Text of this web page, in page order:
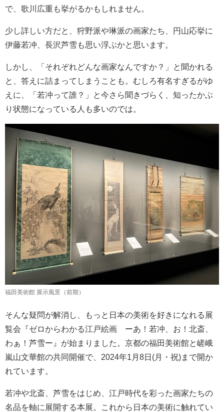
で、歌川広重も挙がるかもしれません。
少し詳しい方だと、狩野派や琳派の画家たち、円山応挙に
伊藤若冲、長沢芦雪も思い浮ぶかと思います。
しかし、「それぞれどんな画家なんですか？」と聞かれる
と、答えに詰まってしまうことも。むしろ有名すぎるがゆ
えに、「若冲って誰？」と今さら聞きづらく、知ったかぶ
り状態になっている人も多いのでは。
福田美術館 展示風景（前期）
そんな疑問が解消し、もっと日本の美術を好きになれる展
覧会『ゼロからわかる江戸絵画 ーあ！若冲、お！北斎、
わぁ！芦雪ー』が始まりました。京都の福田美術館と嵯峨
嵐山文華館の共同開催で、2024年1月8日(月・祝)まで開か
れています。
若冲や北斎、芦雪をはじめ、江戸時代を彩った画家たちの
名品を軸に展開する本展。これから日本の美術に触れてい